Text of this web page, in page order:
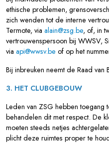
ethische problemen,
zich wenden tot de interne
Termote, via alain@zsg.be, of, in
vertrouwenspersoon bij WWSV,
via api@wwsv.be of op het
Bij inbreuken neemt de Raad van
3. HET CLUBGEBOUW
Leden van ZSG hebben toegang
behandelen dit met respect. De
moeten steeds netjes
plicht deze ruimtes proper te